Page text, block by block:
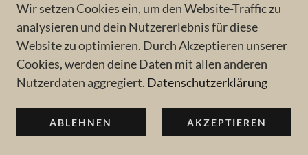
Klarheit hat mich zur Körperarbeit gebracht.
Die Kombination aus tiefer Ruhe und
Bewegung im Shiatsu fasziniert mich
persönlich sehr. Die Freude an der großen
Bandbreite des Lebens sehe ich auch im
Zusammenhang mit meiner vorherigen
Wir setzen Cookies ein, um den Website-Traffic zu
analysieren und dein Nutzererlebnis für diese
Website zu optimieren. Durch Akzeptieren unserer
Cookies, werden deine Daten mit allen anderen
Nutzerdaten aggregiert. Datenschutzerklärung
ABLEHNEN AKZEPTIEREN